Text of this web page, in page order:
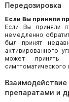
Передозировка
Если Вы приняли
Если Вы приняли
немедленно
был принят
активированного
может принять
симптоматического
препаратами и